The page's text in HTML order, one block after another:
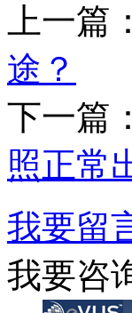
上一篇
途？
下一篇
照正常
我要留
我要咨